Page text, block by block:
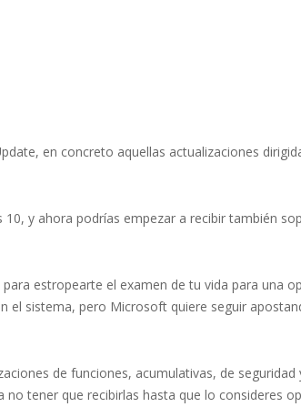
en concreto aquellas actualizaciones
y ahora podrías empezar a recibir también
estropearte el examen de tu vida para una
el sistema, pero Microsoft quiere seguir
de funciones, acumulativas, de seguridad
tener que recibirlas hasta que lo consideres